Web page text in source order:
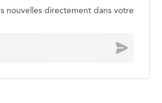
nouvelles directement dans votre
Envoyer